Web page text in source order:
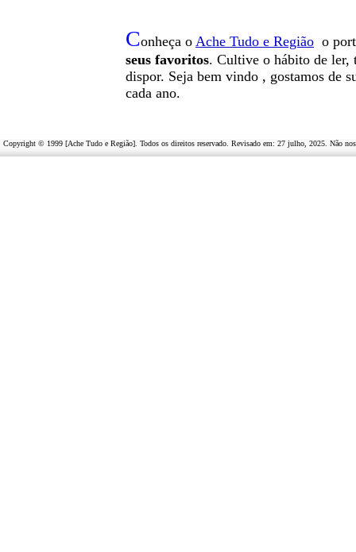
Conheça o Ache Tudo e Região o
seus favoritos. Cultive o hábito de ler,
dispor. Seja bem vindo , gostamos de
cada ano.
Copyright © 1999 [Ache Tudo e Região]. Todos os direitos reservado. Revisado em: 27 julho, 2025 . Não